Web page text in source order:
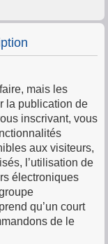
mais les
la publication de
inscrivant, vous
aux visiteurs,
l’utilisation de
électroniques
qu’un court
de le